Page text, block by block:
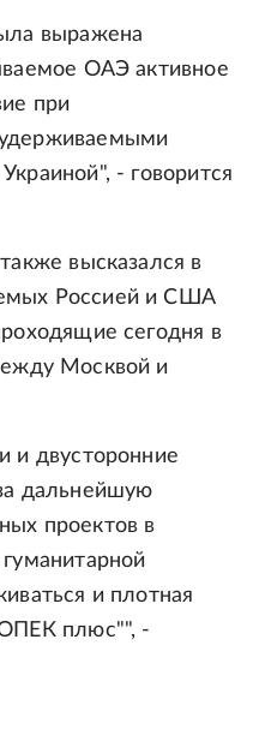
выражена
ОАЭ активное
при
- говорится
высказался в
Россией и США
сегодня в
Москвой и
и двусторонние
дальнейшую
проектов в
и плотная
плюс"", -